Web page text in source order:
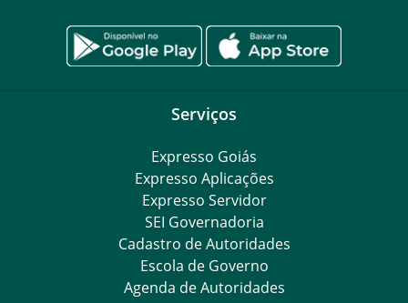
Serviços
Expresso Goiás
Expresso Aplicações
Expresso Servidor
SEI Governadoria
Cadastro de Autoridades
Escola de Governo
Agenda de Autoridades